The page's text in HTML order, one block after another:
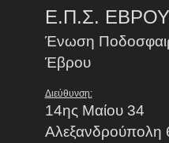
Ε.Π.Σ. ΕΒΡΟΥ
Ένωση
Έβρου
Διεύθυνση:
14ης Μαίου 34
Αλεξανδρούπολη